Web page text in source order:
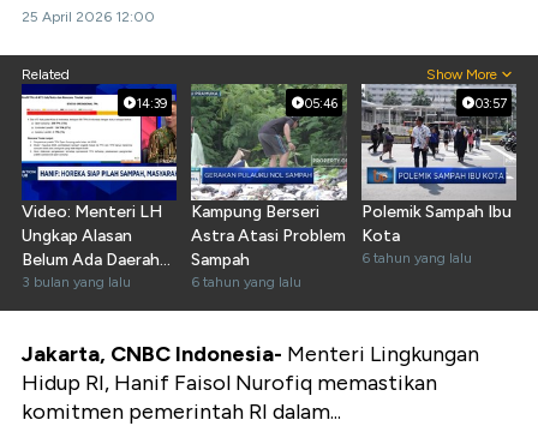
25 April 2026 12:00
Related Show More
14:39
Video: Menteri LH
Ungkap Alasan
Belum Ada Daerah
Yang Dapat Adipura
3 bulan yang lalu
05:46
Kampung Berseri
Astra Atasi Problem
Sampah
6 tahun yang lalu
03:57
Polemik Sampah Ibu
Kota
6 tahun yang lalu
Jakarta, CNBC Indonesia- Menteri Lingkungan
Hidup RI, Hanif Faisol Nurofiq memastikan
komitmen pemerintah RI dalam...